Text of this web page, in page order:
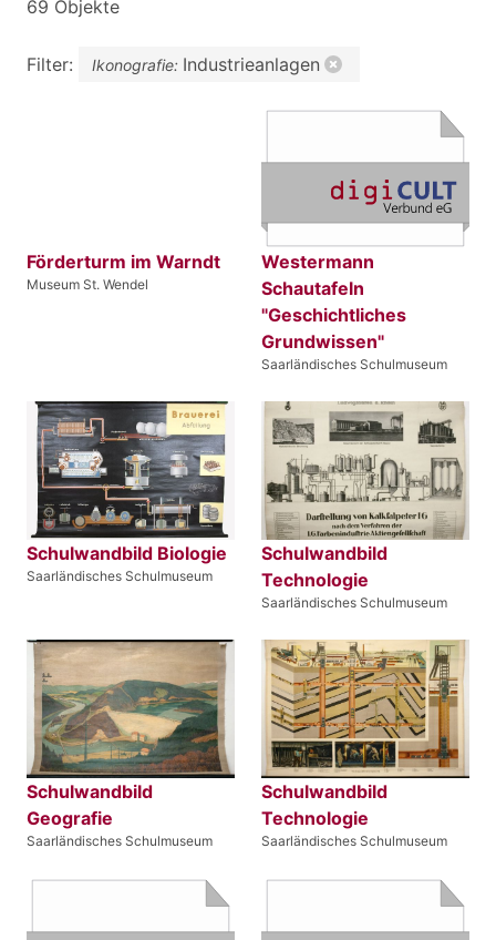
69 Objekte
Filter: Ikonografie: Industrieanlagen
Förderturm im Warndt
Museum St. Wendel
Westermann
Schautafeln
"Geschichtliches
Grundwissen"
Saarländisches Schulmuseum
Schulwandbild Biologie
Saarländisches Schulmuseum
Schulwandbild
Technologie
Saarländisches Schulmuseum
Schulwandbild
Geografie
Saarländisches Schulmuseum
Schulwandbild
Technologie
Saarländisches Schulmuseum